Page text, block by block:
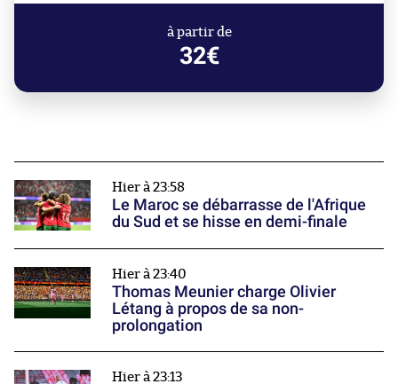
à partir de
32€
Hier à 23:58
Le Maroc se débarrasse de l'Afrique
du Sud et se hisse en demi-finale
Hier à 23:40
Thomas Meunier charge Olivier
Létang à propos de sa non-
prolongation
Hier à 23:13